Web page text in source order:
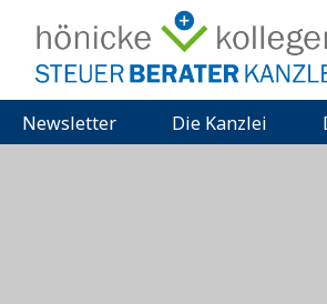
Newsletter Die Kanzlei